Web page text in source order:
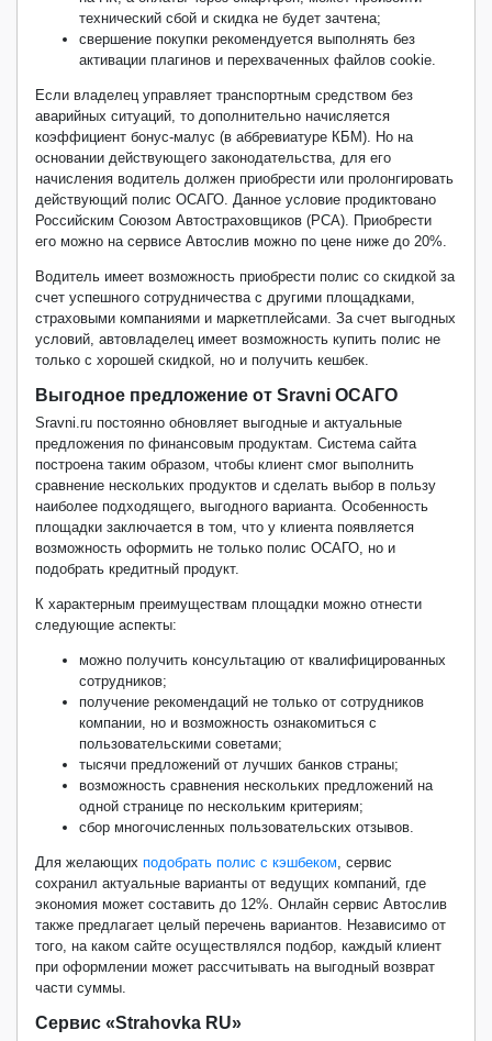
технический сбой и скидка не будет зачтена;
свершение покупки рекомендуется выполнять без
активации плагинов и перехваченных файлов cookie.
Если владелец управляет транспортным средством без
аварийных ситуаций, то дополнительно начисляется
коэффициент бонус-малус (в аббревиатуре КБМ). Но на
основании действующего законодательства, для его
начисления водитель должен приобрести или пролонгировать
действующий полис ОСАГО. Данное условие продиктовано
Российским Союзом Автостраховщиков (РСА). Приобрести
его можно на сервисе Автослив можно по цене ниже до 20%.
Водитель имеет возможность приобрести полис со скидкой за
счет успешного сотрудничества с другими площадками,
страховыми компаниями и маркетплейсами. За счет выгодных
условий, автовладелец имеет возможность купить полис не
только с хорошей скидкой, но и получить кешбек.
Выгодное предложение от Sravni ОСАГО
Sravni.ru постоянно обновляет выгодные и актуальные
предложения по финансовым продуктам. Система сайта
построена таким образом, чтобы клиент смог выполнить
сравнение нескольких продуктов и сделать выбор в пользу
наиболее подходящего, выгодного варианта. Особенность
площадки заключается в том, что у клиента появляется
возможность оформить не только полис ОСАГО, но и
подобрать кредитный продукт.
К характерным преимуществам площадки можно отнести
следующие аспекты:
можно получить консультацию от квалифицированных
сотрудников;
получение рекомендаций не только от сотрудников
компании, но и возможность ознакомиться с
пользовательскими советами;
тысячи предложений от лучших банков страны;
возможность сравнения нескольких предложений на
одной странице по нескольким критериям;
сбор многочисленных пользовательских отзывов.
Для желающихподобрать полис с кэшбеком, сервис
сохранил актуальные варианты от ведущих компаний, где
экономия может составить до 12%. Онлайн сервис Автослив
также предлагает целый перечень вариантов. Независимо от
того, на каком сайте осуществлялся подбор, каждый клиент
при оформлении может рассчитывать на выгодный возврат
части суммы.
Сервис «Strahovka RU»